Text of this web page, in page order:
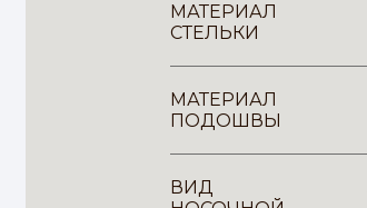
МАТЕРИАЛ
СТЕЛЬКИ
МАТЕРИАЛ
ПОДОШВЫ
ВИД